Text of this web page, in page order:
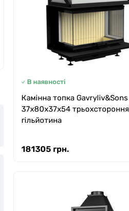
В наявності
Камінна топка Gavryliv&Sons
37x80x37x54 трьохстороння
гільйотина
181305 грн.